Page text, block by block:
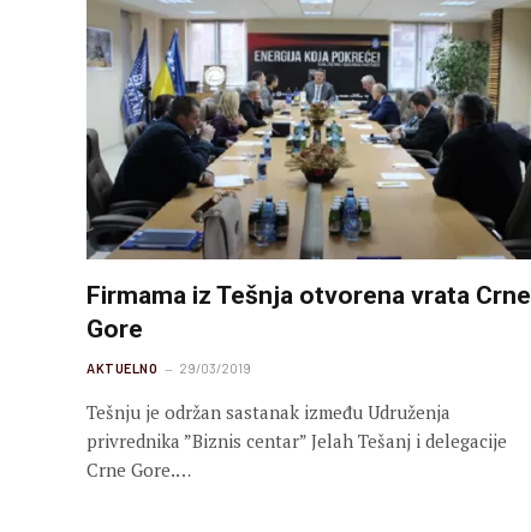
Firmama iz Tešnja otvorena vrata Crne
Gore
AKTUELNO 29/03/2019
Tešnju je održan sastanak između Udruženja
privrednika ”Biznis centar” Jelah Tešanj i delegacije
Crne Gore.…